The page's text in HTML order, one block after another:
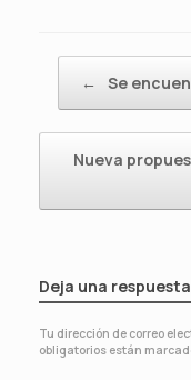
← Se
Nueva
Deja una respuesta
Tu dirección de correo
obligatorios están